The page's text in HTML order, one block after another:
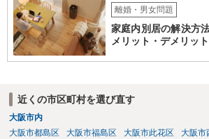
離婚・男女問題
家庭内別居の解決方
メリット・デメリッ
近くの市区町村を選び直す
大阪市内
大阪市都島区
大阪市福島区 大阪市此花区 大阪市